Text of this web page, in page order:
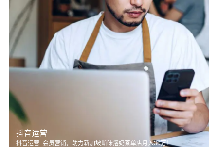
抖音运营
抖音运营+会员营销，助力新加坡斯味洛奶茶单店月入30万！